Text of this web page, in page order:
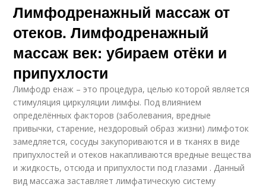
Лимфодренажный массаж от
отеков. Лимфодренажный
массаж век: убираем отёки и
припухлости
Лимфодр енаж – это процедура, целью которой является
стимуляция циркуляции лимфы. Под влиянием
определённых факторов (заболевания, вредные
привычки, старение, нездоровый образ жизни) лимфоток
замедляется, сосуды закупориваются и в тканях в виде
припухлостей и отеков накапливаются вредные вещества
и жидкость, отсюда и припухлости под глазами . Данный
вид массажа заставляет лимфатическую систему